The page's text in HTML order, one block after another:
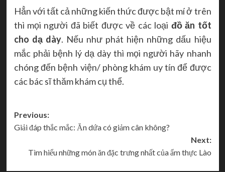
Hẳn với tất cả những kiến thức được bật mí ở trên
thì mọi người đã biết được về các loại đồ ăn tốt
cho dạ dày. Nếu như phát hiện những dấu hiệu
mắc phải bệnh lý dạ dày thì mọi người hãy nhanh
chóng đến bệnh viện/ phòng khám uy tín để được
các bác sĩ thăm khám cụ thể.
Post
navigation
Previous:
Giải đáp thắc mắc: Ăn dứa có giảm cân không?
Next:
Tìm hiểu những món ăn đặc trưng nhất của ẩm thực Lào